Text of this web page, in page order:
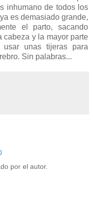
inhumano de todos los
es demasiado grande,
el parto, sacando
cabeza y la mayor parte
unas tijeras para
Sin palabras...
por el autor.